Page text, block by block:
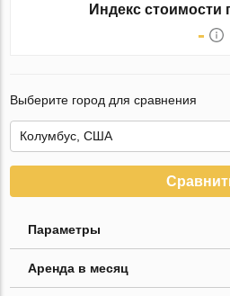
Индекс стоимости
-
Выберите город для сравнения
Параметры
Аренда в месяц